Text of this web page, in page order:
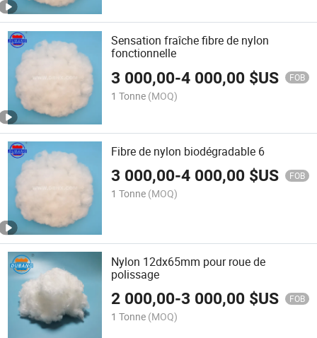
Sensation fraîche fibre de nylon
fonctionnelle
3 000,00-4 000,00 $US FOB
1 Tonne (MOQ)
Fibre de nylon biodégradable 6
3 000,00-4 000,00 $US FOB
1 Tonne (MOQ)
Nylon 12dx65mm pour roue de
polissage
2 000,00-3 000,00 $US FOB
1 Tonne (MOQ)